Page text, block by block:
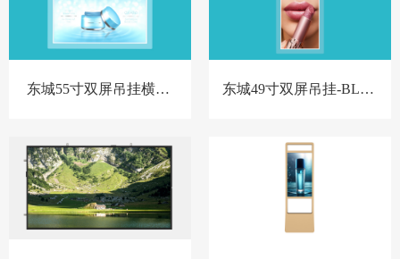
东城55寸双屏吊挂横屏-
东城49寸双屏吊挂-BL款-